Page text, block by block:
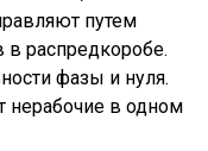
путем
распредкоробе.
фазы и нуля.
нерабочие в одном